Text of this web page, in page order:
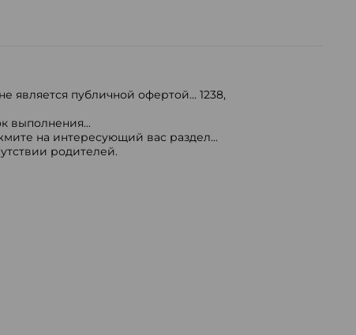
является публичной офертой... 1238,
выполнения...
на интересующий вас раздел...
родителей.